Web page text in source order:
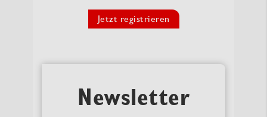
Newsletter
Jetzt registrieren